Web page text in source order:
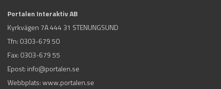
Portalen Interaktiv AB
Kyrkvägen 7A 444 31 STENUNGSUND
Tfn: 0303-679 50
Fax: 0303-679 55
Epost: info@portalen.se
Webbplats: www.portalen.se